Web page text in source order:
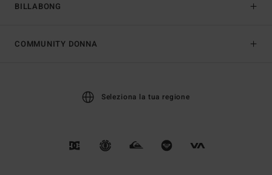
BILLABONG
COMMUNITY DONNA
Seleziona la tua regione